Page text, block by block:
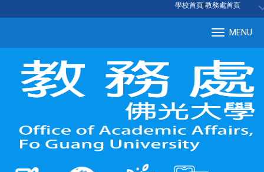
學校首頁 教務處首頁
MENU